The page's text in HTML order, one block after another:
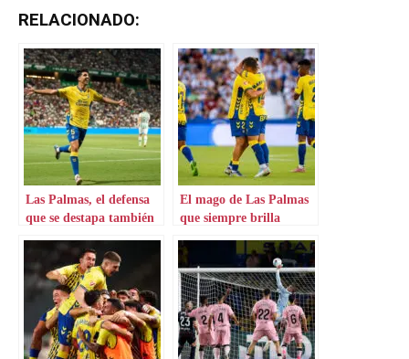
RELACIONADO:
Las Palmas, el defensa
que se destapa también
El mago de Las Palmas
que siempre brilla